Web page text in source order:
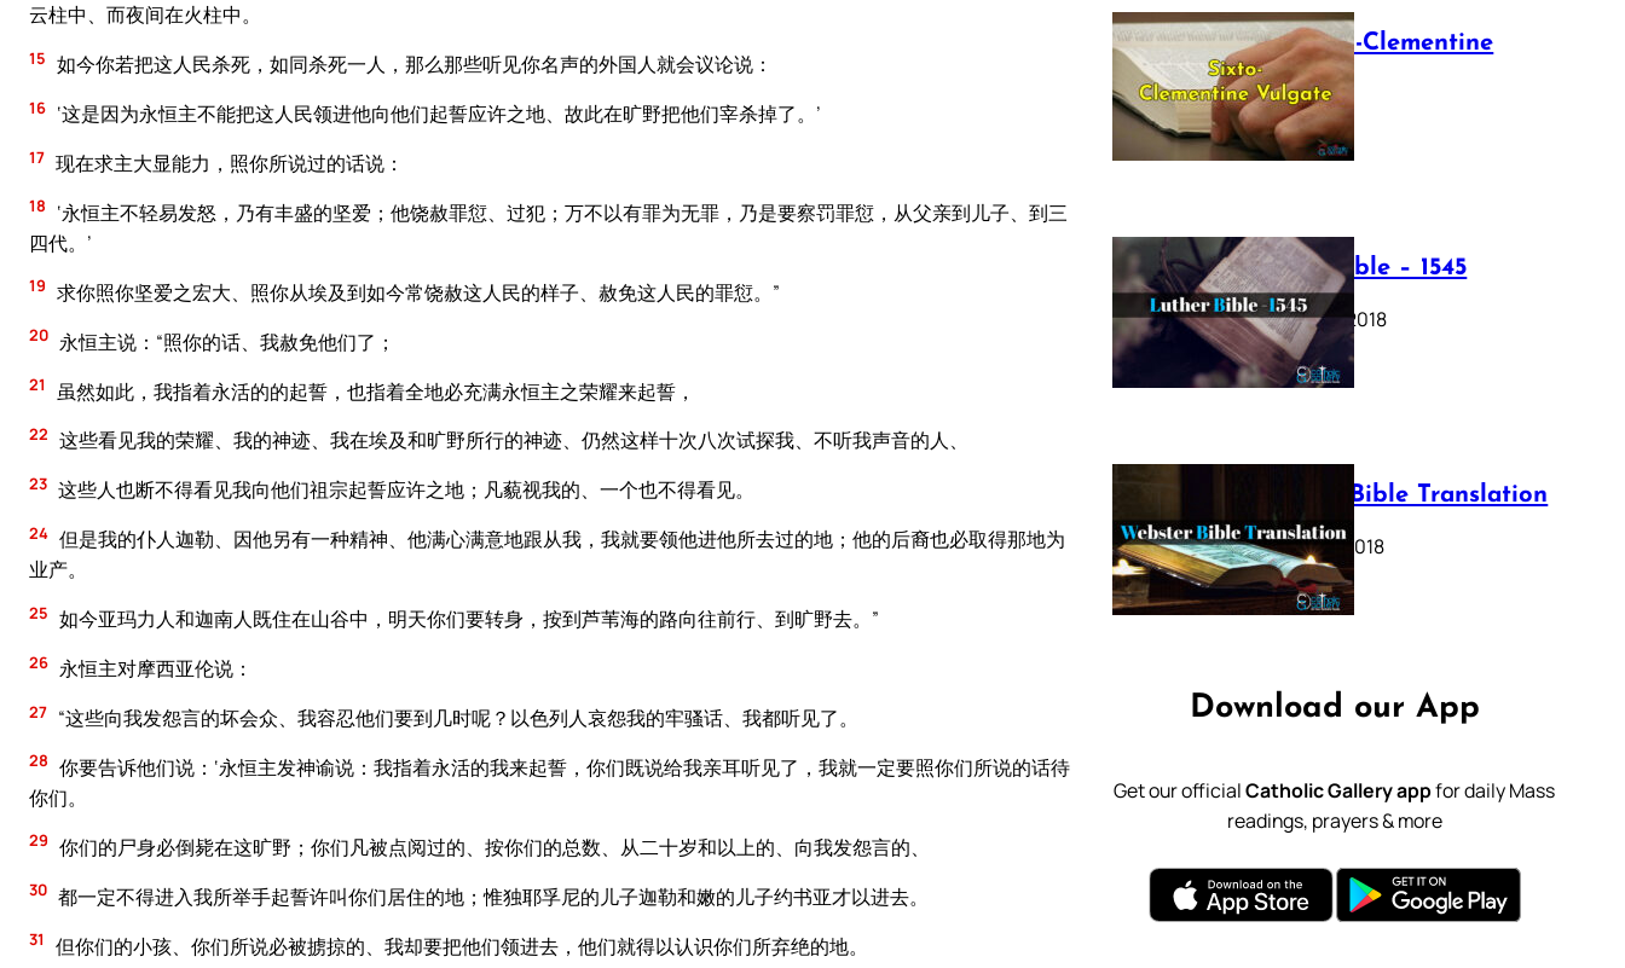
云柱中、而夜间在火柱中。
15 如今你若把这人民杀死，如同杀死一人，那么那些听见你名声的外国人就会议论说：
16 ‘这是因为永恒主不能把这人民领进他向他们起誓应许之地、故此在旷野把他们宰杀掉了。’
17 现在求主大显能力，照你所说过的话说：
18
‘永恒主不轻易发怒，乃有丰盛的坚爱；他饶赦罪愆、过犯；万不以有罪为无罪，乃是要察罚罪愆，从父亲到儿子、到三
四代。’
19 求你照你坚爱之宏大、照你从埃及到如今常饶赦这人民的样子、赦免这人民的罪愆。”
20 永恒主说：“照你的话、我赦免他们了；
21 虽然如此，我指着永活的的起誓，也指着全地必充满永恒主之荣耀来起誓，
22 这些看见我的荣耀、我的神迹、我在埃及和旷野所行的神迹、仍然这样十次八次试探我、不听我声音的人、
23 这些人也断不得看见我向他们祖宗起誓应许之地；凡藐视我的、一个也不得看见。
24 但是我的仆人迦勒、因他另有一种精神、他满心满意地跟从我，我就要领他进他所去过的地；他的后裔也必取得那地为
业产。
25 如今亚玛力人和迦南人既住在山谷中，明天你们要转身，按到芦苇海的路向往前行、到旷野去。”
26 永恒主对摩西亚伦说：
27 “这些向我发怨言的坏会众、我容忍他们要到几时呢？以色列人哀怨我的牢骚话、我都听见了。
28 你要告诉他们说：‘永恒主发神谕说：我指着永活的我来起誓，你们既说给我亲耳听见了，我就一定要照你们所说的话待
你们。
29 你们的尸身必倒毙在这旷野；你们凡被点阅过的、按你们的总数、从二十岁和以上的、向我发怨言的、
30 都一定不得进入我所举手起誓许叫你们居住的地；惟独耶孚尼的儿子迦勒和嫩的儿子约书亚才以进去。
31 但你们的小孩、你们所说必被掳掠的、我却要把他们领进去，他们就得以认识你们所弃绝的地。
The Sixto-Clementine
Vulgate
July 12, 2025
Luther Bible – 1545
October 17, 2018
Webster Bible Translation
October 11, 2018
Download our App
Get our officialCatholic Gallery appfor daily Mass
readings, prayers & more